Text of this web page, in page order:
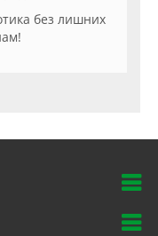
без лишних